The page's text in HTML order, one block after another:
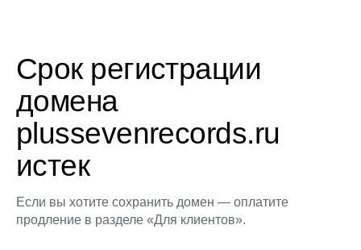
Срок регистрации
домена
plussevenrecords.ru
истек
Если вы хотите сохранить домен — оплатите
продление в разделе «Для клиентов».